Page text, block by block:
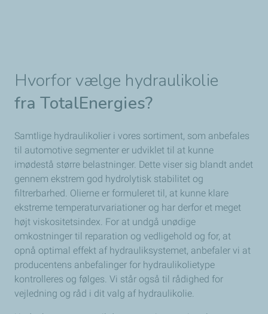
Hvorfor vælge hydraulikolie
fra TotalEnergies​?
Samtlige hydraulikolier i vores sortiment, som anbefales
til automotive segmenter er udviklet til at kunne
imødestå større belastninger. Dette viser sig blandt andet
gennem ekstrem god hydrolytisk stabilitet og
filtrerbarhed. Olierne er formuleret til, at kunne klare
ekstreme temperaturvariationer og har derfor et meget
højt viskositetsindex. For at undgå unødige
omkostninger til reparation og vedligehold og for, at
opnå optimal effekt af hydrauliksystemet, anbefaler vi at
producentens anbefalinger for hydraulikolietype
kontrolleres og følges. Vi står også til rådighed for
vejledning og råd i dit valg af hydraulikolie.